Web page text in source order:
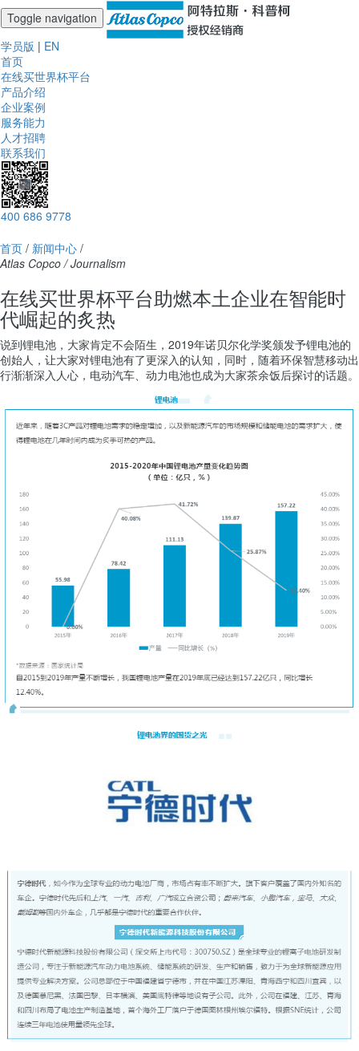
Toggle navigation
学员版 | EN
首页
在线买世界杯平台
产品介绍
企业案例
服务能力
人才招聘
联系我们
400 686 9778
首页 / 新闻中心 /
Atlas Copco / Journalism
在线买世界杯平台助燃本土企业在智能时
代崛起的炙热
说到锂电池，大家肯定不会陌生，2019年诺贝尔化学奖颁发予锂电池的
创始人，让大家对锂电池有了更深入的认知，同时，随着环保智慧移动出
行渐渐深入人心，电动汽车、动力电池也成为大家茶余饭后探讨的话题。